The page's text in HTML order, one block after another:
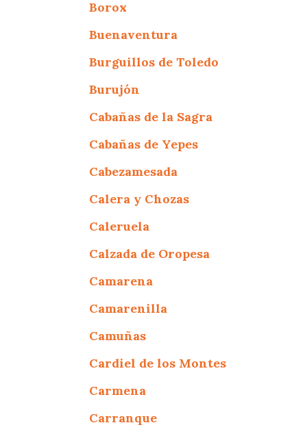
Borox
Buenaventura
Burguillos de Toledo
Burujón
Cabañas de la Sagra
Cabañas de Yepes
Cabezamesada
Calera y Chozas
Caleruela
Calzada de Oropesa
Camarena
Camarenilla
Camuñas
Cardiel de los Montes
Carmena
Carranque